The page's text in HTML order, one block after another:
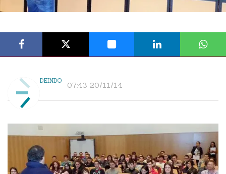
DEINDO 07:43 20/11/14